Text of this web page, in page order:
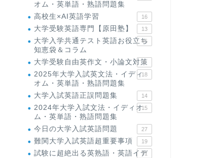
オム・英単語・熟語問題集
高校生×AI英語学習 16
大学受験英語専門【原田塾】 13
大学入学共通テスト英語お役立ち
知恵袋＆コラム
45
大学受験自由英作文・小論文対策
8
2025年大学入試英文法・イディ
オム・英単語・熟語問題集
18
大学入試英語正誤問題集 14
2024年大学入試文法・イディオ
ム・英単語・熟語問題集
15
今日の大学入試英語問題 27
難関大学入試英語超重要事項 19
試験に超絶出る英熟語・英語イデ
71